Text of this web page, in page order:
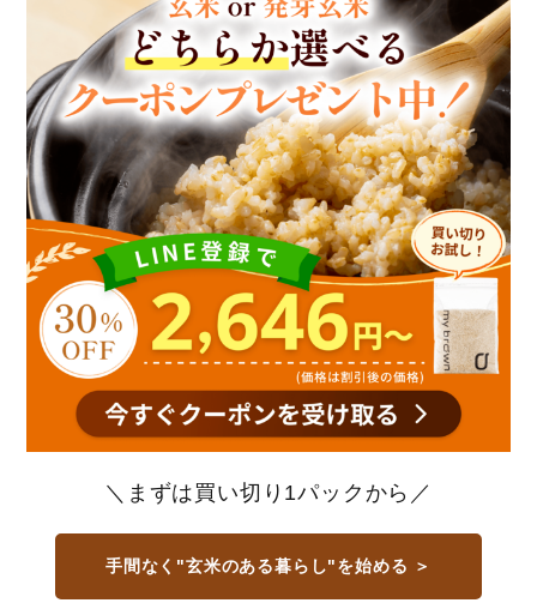
＼まずは買い切り1パックから／
手間なく"玄米のある暮らし"を始める ＞